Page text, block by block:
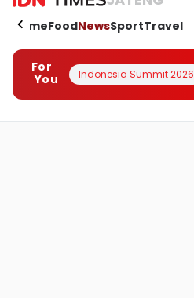
HomeFoodNewsSportTravel
For
You
Indonesia Summit 2026